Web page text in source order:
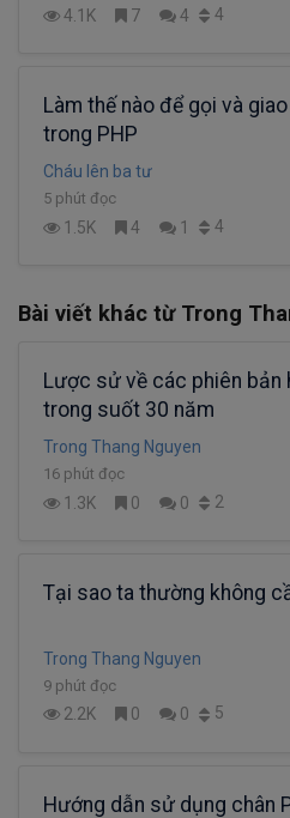
4.1K 7 4 4
Làm thế nào để gọi và
trong PHP
Cháu lên ba tư
5 phút đọc
1.5K 4 1 4
Bài viết khác từ Trong
Lược sử về các phiên bản
trong suốt 30 năm
Trong Thang Nguyen
16 phút đọc
1.3K 0 0 2
Tại sao ta thường không
Trong Thang Nguyen
9 phút đọc
2.2K 0 0 5
Hướng dẫn sử dụng chân